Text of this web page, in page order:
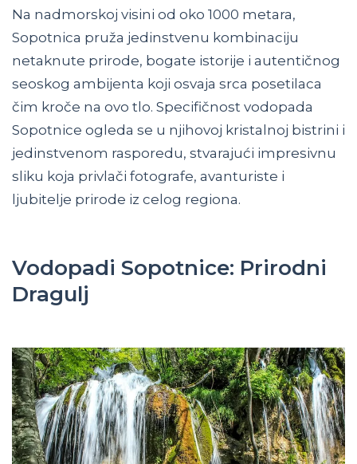
Na nadmorskoj visini od oko 1000 metara,
Sopotnica pruža jedinstvenu kombinaciju
netaknute prirode, bogate istorije i autentičnog
seoskog ambijenta koji osvaja srca posetilaca
čim kroče na ovo tlo. Specifičnost vodopada
Sopotnice ogleda se u njihovoj kristalnoj bistrini i
jedinstvenom rasporedu, stvarajući impresivnu
sliku koja privlači fotografe, avanturiste i
ljubitelje prirode iz celog regiona.
Vodopadi Sopotnice: Prirodni
Dragulj